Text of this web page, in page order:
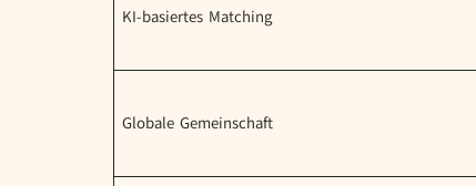
KI-basiertes Matching
Globale Gemeinschaft